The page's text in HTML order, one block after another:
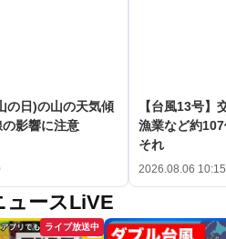
の日)の山の天気傾
影響に注意
【台風13号】
漁業など約
それ
2026.08.06 10:15
ュースLiVE
ライブ放送中